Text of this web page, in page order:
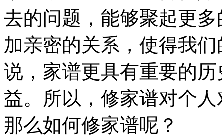
去的问题，能够聚起更
加亲密的关系，使得我
说，家谱更具有重要的
益。所以，修家谱对个
那么如何修家谱呢？